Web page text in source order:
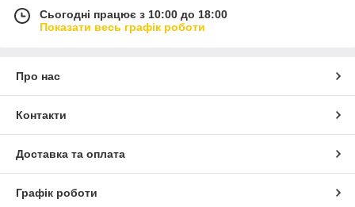
Сьогодні працює з 10:00 до 18:00
Показати весь графік роботи
Про нас
Контакти
Доставка та оплата
Графік роботи